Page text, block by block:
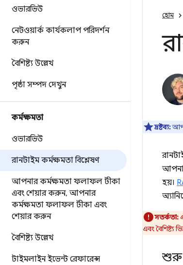
ওভারভিউ
নেটওয়ার্ক কার্যকলাপ পরিদর্শন
করুন
বৈশিষ্ট্য উল্লেখ
পৃষ্ঠা সম্পদ দেখুন
কর্মক্ষমতা
ওভারভিউ
রানটাইম কর্মক্ষমতা বিশ্লেষণ
আপনার কর্মক্ষমতা ফলাফল টীকা
এবং শেয়ার করুন, আপনার
কর্মক্ষমতা ফলাফল টীকা এবং
শেয়ার করুন
বৈশিষ্ট্য উল্লেখ
টাইমলাইন ইভেন্ট রেফারেন্স
হোম
দ্রষ্টব্য:
হয়।
সতর্কতা:
এবং বৈশিষ্ট্য